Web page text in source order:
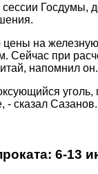
Госдумы,
на
Сейчас при
напомнил он.
сказал
6-13